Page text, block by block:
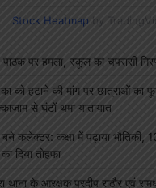
Stock Heatmap by
पाठक पर हमला, स्कूल का चपरासी
को हटाने की मांग पर छात्राओं
से घंटों थमा यातायात
बने कलेक्टर: कक्षा में पढ़ाया भौतिकी,
दिया तोहफा
थाना के आरक्षक प्रदीप राठौर एवं